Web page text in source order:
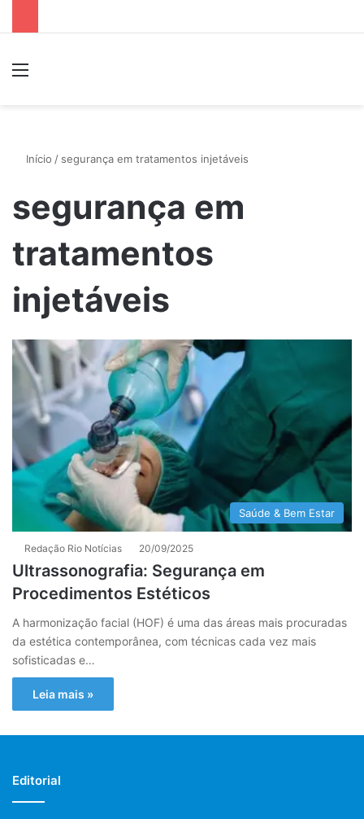
Início / segurança em tratamentos injetáveis
segurança em
tratamentos
injetáveis
Saúde & Bem Estar
Redação Rio Notícias 20/09/2025
Ultrassonografia: Segurança em
Procedimentos Estéticos
A harmonização facial (HOF) é uma das áreas mais procuradas
da estética contemporânea, com técnicas cada vez mais
sofisticadas e…
Leia mais »
Editorial